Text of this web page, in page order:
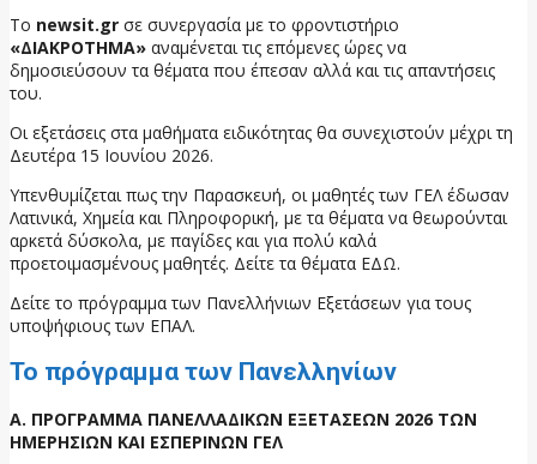
Το newsit.gr σε συνεργασία με το φροντιστήριο
«ΔΙΑΚΡΟΤΗΜΑ» αναμένεται τις επόμενες ώρες να
δημοσιεύσουν τα θέματα που έπεσαν αλλά και τις απαντήσεις
του.
Οι εξετάσεις στα μαθήματα ειδικότητας θα συνεχιστούν μέχρι τη
Δευτέρα 15 Ιουνίου 2026.
Υπενθυμίζεται πως την Παρασκευή, οι μαθητές των ΓΕΛ έδωσαν
Λατινικά, Χημεία και Πληροφορική, με τα θέματα να θεωρούνται
αρκετά δύσκολα, με παγίδες και για πολύ καλά
προετοιμασμένους μαθητές. Δείτε τα θέματα ΕΔΩ.
Δείτε το πρόγραμμα των Πανελλήνιων Εξετάσεων για τους
υποψήφιους των ΕΠΑΛ.
Το πρόγραμμα των Πανελληνίων
Α. ΠΡΟΓΡΑΜΜΑ ΠΑΝΕΛΛΑΔΙΚΩΝ ΕΞΕΤΑΣΕΩΝ 2026 ΤΩΝ
ΗΜΕΡΗΣΙΩΝ ΚΑΙ ΕΣΠΕΡΙΝΩΝ ΓΕΛ